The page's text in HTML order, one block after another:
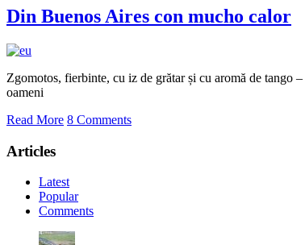
Din Buenos Aires con mucho calor
Zgomotos, fierbinte, cu iz de grătar și cu aromă de tango
oameni
Read More 8 Comments
Articles
Latest
Popular
Comments